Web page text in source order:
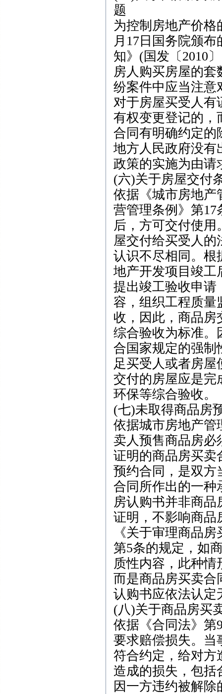
题
为控制房地产价格
月17日国务院颁
知》(国发〔2010
房人购买房屋的
纷案件中应当注意
对于房屋买受人有
有权变更登记的，
合同有明确约定的
地方人民政府没有
政策的实施为由请
(六)关于房屋交付
依据《城市房地产
营管理条例》第
后，方可交付使
屋交付给买受人
认识不尽相同。根
地产开发项目竣工
提出竣工验收申请
容，组织工程质量
收，因此，商品房
综合验收为标准。
合国家规定的强制
足买受人或者房
交付的房屋应是完
环保等综合验收。
(七)未取得商品房
依据城市房地产管
卖人预售商品房必
证明的商品房买卖
预约合同，是双方
合同所作出的一种
房认购书并非商
证明，不影响商品
《关于审理商品
第5条的规定，如
质性内容，此种
而是商品房买卖合
认购书应依法认定
(八)关于商品房买
依据《合同法》第
要求赔偿损失。当
符合约定，给对方
造成的损失，包括
因一方违约被解